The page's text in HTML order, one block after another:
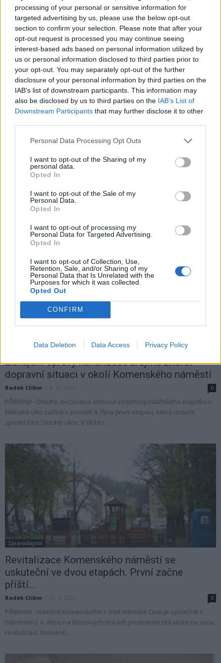
processing of your personal or sensitive information for
targeted advertising by us, please use the below opt-out
section to confirm your selection. Please note that after your
opt-out request is processed you may continue seeing
interest-based ads based on personal information utilized by
us or personal information disclosed to third parties prior to
your opt-out. You may separately opt-out of the further
disclosure of your personal information by third parties on the
IAB’s list of downstream participants. This information may
also be disclosed by us to third parties on the IAB’s List of
Downstream Participants that may further disclose it to other
Personal Data Processing Opt Outs
I want to opt-out of the Sharing of my
personal data.
Opted In
I want to opt-out of the Sale of my
Personal Data.
Opted In
I want to opt-out of processing my
Personal Data for Targeted Advertising.
Opted In
I want to opt-out of Collection, Use,
Retention, Sale, and/or Sharing of my
Personal Data that Is Unrelated with the
Purposes for which it was collected.
Opted Out
CONFIRM
Data Deletion Data Access Privacy Policy
PŘÍBRAM - Příbram se potýká s celou řadou těžkostí – chybí dostupné
bydlení, kapacita čistírny odpadních vod je na svém limitu, o
rekonstrukci bazénu...
Na jaře začnou práce na Komenského náměstí
v Dobříši
-
DOBŘÍŠ - Hlavním projektem, jehož cílem je změnit tvář města, je
rekonstrukce náměstí Komenského. Na jaře budou zahájeny stavební
práce. Na ploše současného parkoviště...
Zpravodajství
Zahájení opravy kanalizace zřejmě zhorší
dopravní situaci v okolí Komenského náměstí
Radek Ctibor 0
PŘÍBRAM - Dlouho avizovaná obnova vodohospodářského majetku v
Milínské ulici začíná v pondělí 4. října první etapou, která uzavře
spodní část Dlouhé ulice. V těchto...
Zpravodajství
Revitalizace Komenského náměstí se
uskuteční ve dvou etapách. První začne
příští...
Radek Ctibor 0
PŘÍBRAM - Náměstí Komenského v třetí městské části je společně s
náměstím J. A. Alise na Březových Horách posledním čekajícím na svou
revitalizaci. Nicméně...